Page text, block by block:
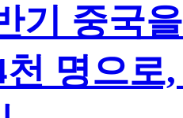
기 중국
천 명으